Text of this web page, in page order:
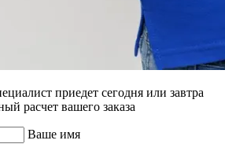
приедет сегодня или завтра
расчет вашего заказа
Ваше имя